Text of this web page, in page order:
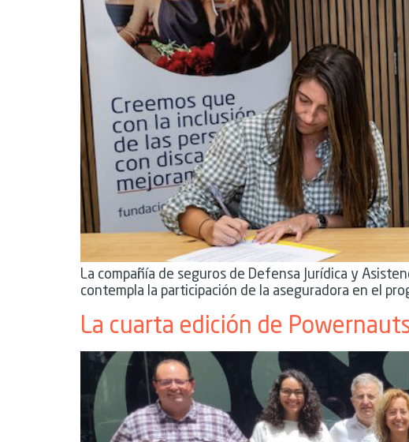
La compañía de seguros de Defensa Jurídica y
contempla la participación de la aseguradora en el
La cuarta edición de